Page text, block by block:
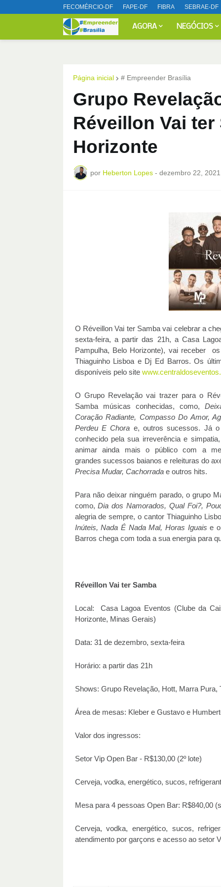
FECOMÉRCIO-DF FAPE-DF FIBRA SEBRAE-DF
AGORA NEGÓCIOS
Página inicial # Empreender Brasília
Grupo
Réveillon Vai
Horizonte
por Heberton Lopes - dezembro 22, 2021
O Réveillon Vai ter Samba vai celebrar a
sexta-feira, a partir das 21h, a Casa
Pampulha, Belo Horizonte), vai receber
Thiaguinho Lisboa e Dj Ed Barros. Os
disponíveis pelo site
O Grupo Revelação vai trazer para o
Samba músicas conhecidas, como,
Coração Radiante, Compasso Do Amor,
Perdeu E Chora e, outros sucessos. Já
conhecido pela sua irreverência e
animar ainda mais o público com a
grandes sucessos baianos e releituras do
Precisa Mudar, Cachorradae outros hits.
Para não deixar ninguém parado, o grupo
como,Dia dos Namorados, Qual Foi?,
alegria de sempre, o cantor Thiaguinho
Inúteis, Nada É Nada Mal, Horas Iguais e
Barros chega com toda a sua energia para
Réveillon Vai ter Samba
Local: Casa Lagoa Eventos (Clube da
Horizonte, Minas Gerais)
Data: 31 de dezembro, sexta-feira
Horário: a partir das 21h
Shows: Grupo Revelação, Hott, Marra Pura,
Área de mesas: Kleber e Gustavo e
Valor dos ingressos:
Setor Vip Open Bar - R$130,00 (2º lote)
Cerveja, vodka, energético, sucos,
Mesa para 4 pessoas Open Bar: R$840,00
Cerveja, vodka, energético, sucos,
atendimento por garçons e acesso ao setor